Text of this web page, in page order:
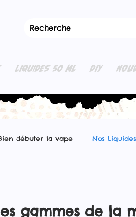
LIQUIDES 50 ML DIY
débuter la vape Nos Liquides
gammes de la